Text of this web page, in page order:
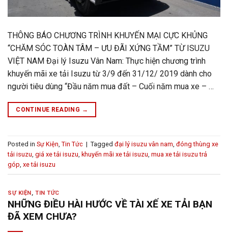
THÔNG BÁO CHƯƠNG TRÌNH KHUYẾN MẠI CỰC KHỦNG
“CHĂM SÓC TOÀN TÂM – ƯU ĐÃI XỨNG TẦM” TỪ ISUZU
VIỆT NAM Đại lý Isuzu Vân Nam: Thực hiện chương trình
khuyến mãi xe tải Isuzu từ 3/9 đến 31/12/ 2019 dành cho
người tiêu dùng “Đầu năm mua đất – Cuối năm mua xe – …
CONTINUE READING →
Posted in Sự Kiện, Tin Tức | Tagged đại lý isuzu vân nam, đóng thùng xe
tải isuzu, giá xe tải isuzu, khuyến mãi xe tải isuzu, mua xe tải isuzu trả
góp, xe tải isuzu
SỰ KIỆN,TIN TỨC
NHỮNG ĐIỀU HÀI HƯỚC VỀ TÀI XẾ XE TẢI BẠN
ĐÃ XEM CHƯA?